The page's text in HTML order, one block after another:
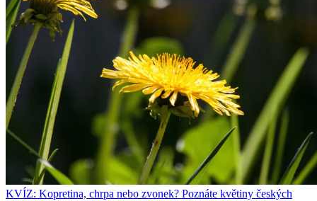
KVÍZ: Kopretina, chrpa nebo zvonek? Poznáte květiny českých